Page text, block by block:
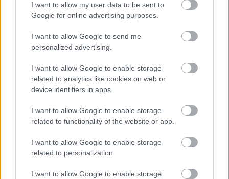
I want to allow my user data to be sent to
Google for online advertising purposes.
I want to allow Google to send me
personalized advertising.
I want to allow Google to enable storage
related to analytics like cookies on web or
device identifiers in apps.
I want to allow Google to enable storage
related to functionality of the website or app.
I want to allow Google to enable storage
related to personalization.
I want to allow Google to enable storage
Élet-halál között feküdt a betegek-halottak
Vöröskereszt kinin orvosság-küldeménye mentette
meg az életét, ugyanakkor a fogság alatt kapott
szerzett. Asztrahánban tiszti szállásuk a volgai
németek nyelvén nevezett Musikschule emeletes
épületében volt fél éven át. Orenburgban a Menovoj
dvor-ban helyezték el a hadifoglyokat. A tisztek
megkülönböztetett bánásmódban részesültek, még
a tiszti szolgáikat (putzer) is megtarthatták.